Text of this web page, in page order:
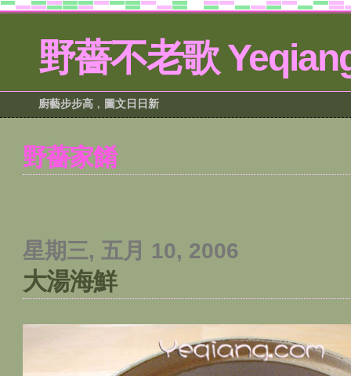
野薔不老歌
廚藝步步高﹐圖文日日新
野薔家餚
星期三, 五月 10, 2006
大湯海鮮